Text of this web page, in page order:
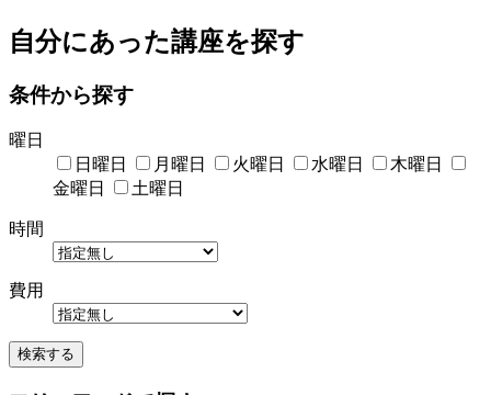
自分にあった講座を探す
条件から探す
曜日
日曜日
月曜日 火曜日 水曜日
木曜日
金曜日
土曜日
時間
費用
検索する